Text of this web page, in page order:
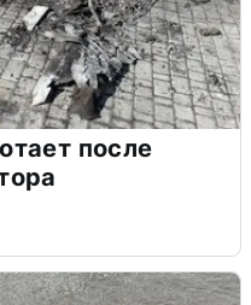
после